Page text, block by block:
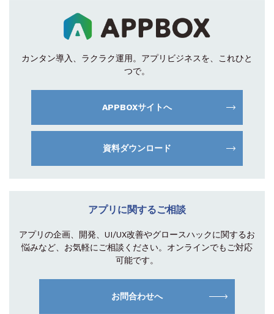
カンタン導入、ラクラク運用。 アプリビジネスを、これひと
つで。
APPBOXサイトへ
資料ダウンロード
アプリに関するご相談
アプリの企画、開発、UI/UX改善やグロースハックに関するお
悩みなど、お気軽にご相談 ください。オンラインでもご対応
可能です。
お問合わせへ